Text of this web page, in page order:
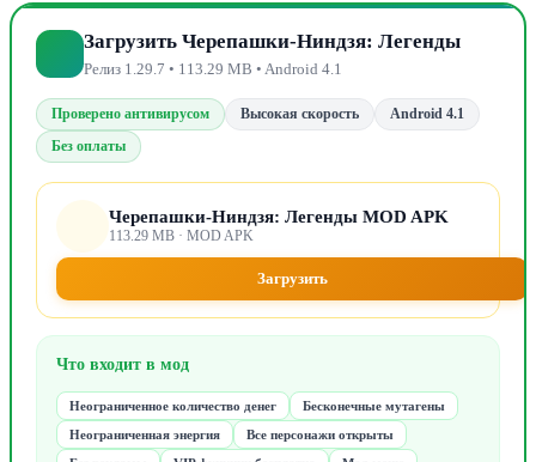
Загрузить Черепашки-Ниндзя: Легенды
Релиз 1.29.7 • 113.29 MB • Android 4.1
Проверено антивирусом Высокая скорость
Android 4.1
Без оплаты
Черепашки-Ниндзя: Легенды MOD APK
113.29 MB · MOD APK
Загрузить
Что входит в мод
Неограниченное количество денег
Бесконечные мутагены
Неограниченная энергия
Все персонажи открыты